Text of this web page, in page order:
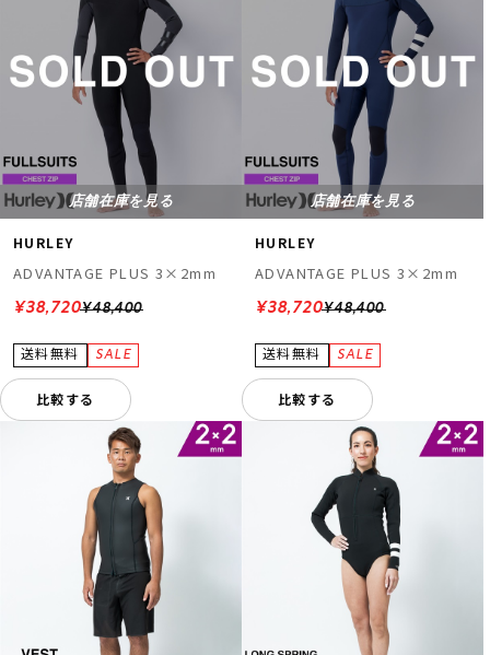
店舗在庫を見る
HURLEY
ADVANTAGE PLUS 3×2mm
¥48,400
¥38,720
比較する
店舗在庫を見る
HURLEY
ADVANTAGE PLUS 3×2mm
¥48,400
¥38,720
比較する